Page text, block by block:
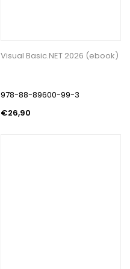
Visual Basic.NET 2026 (ebook)
978-88-89600-99-3
€26,90